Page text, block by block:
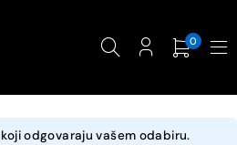
0
odgovaraju vašem odabiru.